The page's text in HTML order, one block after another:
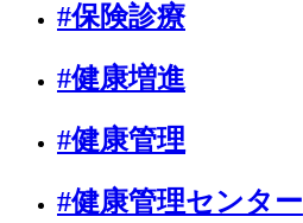
#保険診療
#健康増進
#健康管理
#健康管理センター